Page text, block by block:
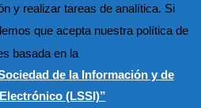
y realizar tareas de analítica. Si
que acepta nuestra política de
basada en la
de la Información y de
(LSSI)”